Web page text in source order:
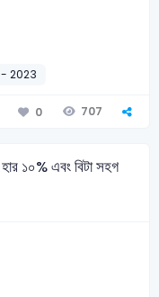
- 2023
0 707
১০% এবং বিটা সহগ